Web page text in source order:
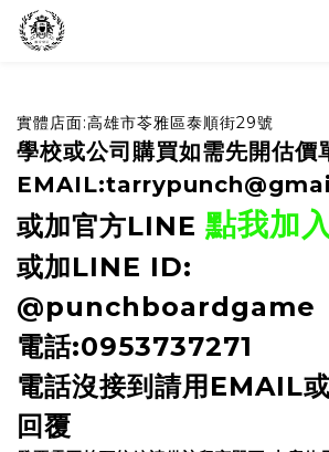
實體店面:高雄市苓雅區泰順街29號
學校或公司購買如需先開估價
或加官方LINE 點我加入
或加LINE ID:
@punchboardgame
電話:0953737271
電話沒接到請用EMAIL
回覆